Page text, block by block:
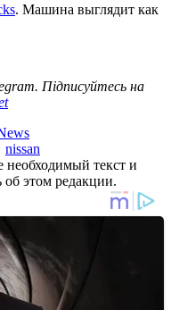
. Машина выглядит как
Підписуйтесь на
nissan
текст и
этом редакции.